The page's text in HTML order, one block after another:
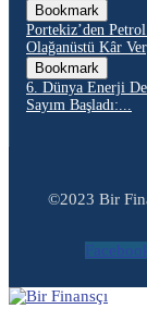
Bookmark
Portekiz’den
Olağanüstü Kâr
Bookmark
6. Dünya Enerji
Sayım Başladı:...
©2023 Bir